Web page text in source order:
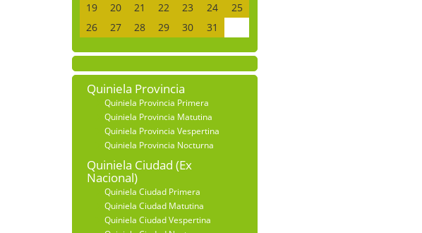
19
20 21 22 23 24
25
26
27 28 29 30 31
Quiniela Provincia
Quiniela Provincia Primera
Quiniela Provincia Matutina
Quiniela Provincia Vespertina
Quiniela Provincia Nocturna
Quiniela Ciudad (Ex
Nacional)
Quiniela Ciudad Primera
Quiniela Ciudad Matutina
Quiniela Ciudad Vespertina